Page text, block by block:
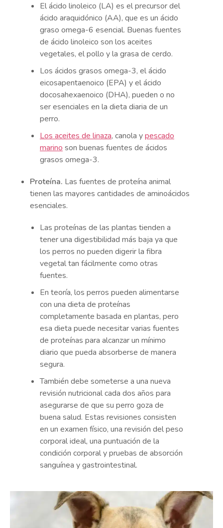
El ácido linoleico (LA) es el precursor del
ácido araquidónico (AA), que es un ácido
graso omega-6 esencial. Buenas fuentes
de ácido linoleico son los aceites
vegetales, el pollo y la grasa de cerdo.
Los ácidos grasos omega-3, el ácido
eicosapentaenoico (EPA) y el ácido
docosahexaenoico (DHA), pueden o no
ser esenciales en la dieta diaria de un
perro.
Los aceites de linaza, canola ypescado
marino son buenas fuentes de ácidos
grasos omega-3.
Proteína. Las fuentes de proteína animal
tienen las mayores cantidades de aminoácidos
esenciales.
Las proteínas de las plantas tienden a
tener una digestibilidad más baja ya que
los perros no pueden digerir la fibra
vegetal tan fácilmente como otras
fuentes.
En teoría, los perros pueden alimentarse
con una dieta de proteínas
completamente basada en plantas, pero
esa dieta puede necesitar varias fuentes
de proteínas para alcanzar un mínimo
diario que pueda absorberse de manera
segura.
También debe someterse a una nueva
revisión nutricional cada dos años para
asegurarse de que su perro goza de
buena salud. Estas revisiones consisten
en un examen físico, una revisión del peso
corporal ideal, una puntuación de la
condición corporal y pruebas de absorción
sanguínea y gastrointestinal.